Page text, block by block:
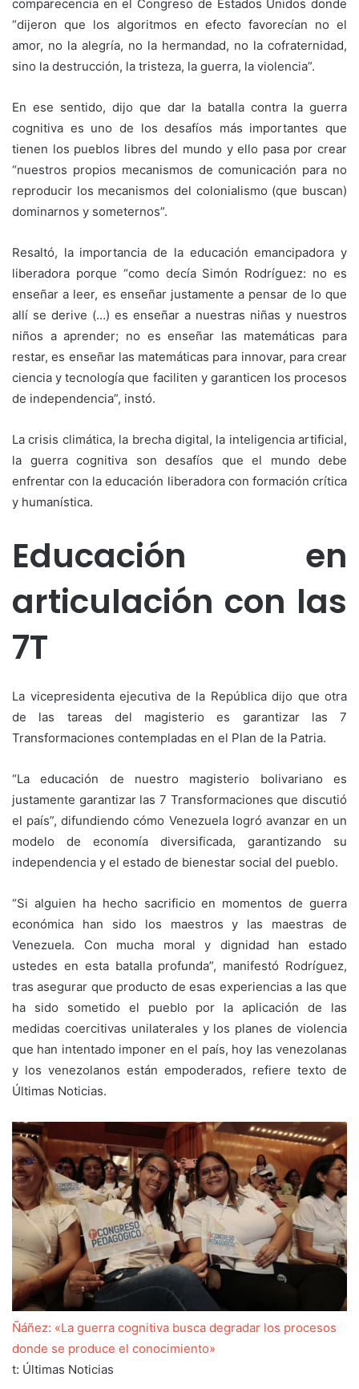
comparecencia en el Congreso de Estados Unidos donde
“dijeron que los algoritmos en efecto favorecían no el
amor, no la alegría, no la hermandad, no la cofraternidad,
sino la destrucción, la tristeza, la guerra, la violencia”.
En ese sentido, dijo que dar la batalla contra la guerra
cognitiva es uno de los desafíos más importantes que
tienen los pueblos libres del mundo y ello pasa por crear
“nuestros propios mecanismos de comunicación para no
reproducir los mecanismos del colonialismo (que buscan)
dominarnos y someternos”.
Resaltó, la importancia de la educación emancipadora y
liberadora porque “como decía Simón Rodríguez: no es
enseñar a leer, es enseñar justamente a pensar de lo que
allí se derive (…) es enseñar a nuestras niñas y nuestros
niños a aprender; no es enseñar las matemáticas para
restar, es enseñar las matemáticas para innovar, para crear
ciencia y tecnología que faciliten y garanticen los procesos
de independencia”, instó.
La crisis climática, la brecha digital, la inteligencia artificial,
la guerra cognitiva son desafíos que el mundo debe
enfrentar con la educación liberadora con formación crítica
y humanística.
Educación en
articulación con las
7T
La vicepresidenta ejecutiva de la República dijo que otra
de las tareas del magisterio es garantizar las 7
Transformaciones contempladas en el Plan de la Patria.
“La educación de nuestro magisterio bolivariano es
justamente garantizar las 7 Transformaciones que discutió
el país”, difundiendo cómo Venezuela logró avanzar en un
modelo de economía diversificada, garantizando su
independencia y el estado de bienestar social del pueblo.
“Si alguien ha hecho sacrificio en momentos de guerra
económica han sido los maestros y las maestras de
Venezuela. Con mucha moral y dignidad han estado
ustedes en esta batalla profunda”, manifestó Rodríguez,
tras asegurar que producto de esas experiencias a las que
ha sido sometido el pueblo por la aplicación de las
medidas coercitivas unilaterales y los planes de violencia
que han intentado imponer en el país, hoy las venezolanas
y los venezolanos están empoderados, refiere texto de
Últimas Noticias.
Ñáñez: «La guerra cognitiva busca degradar los procesos
donde se produce el conocimiento»
t: Últimas Noticias